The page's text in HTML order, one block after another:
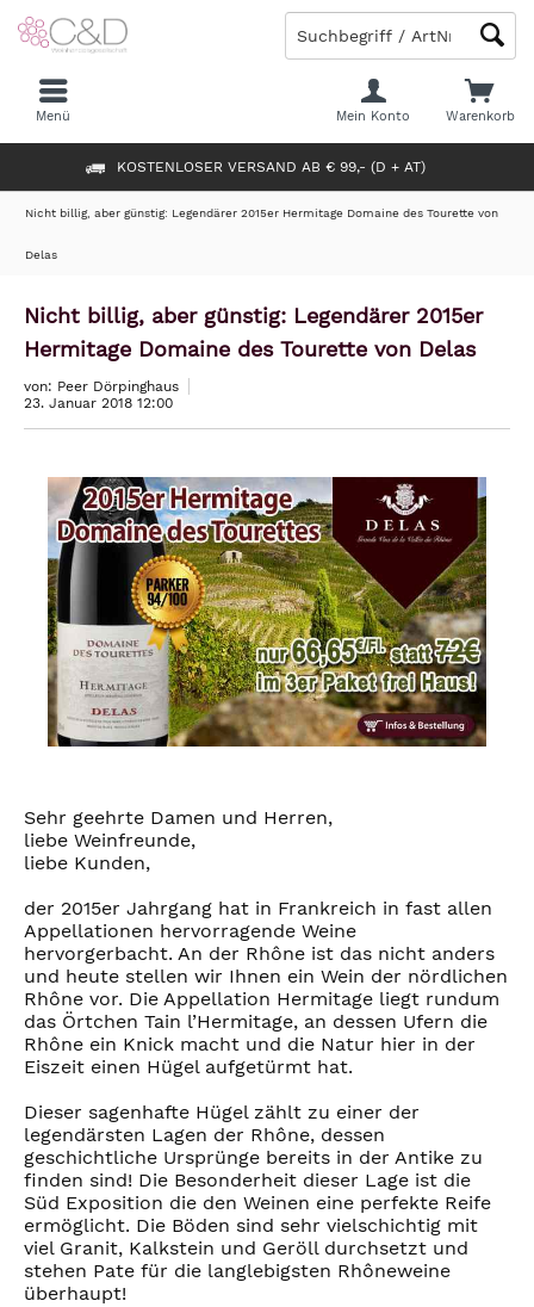
KOSTENLOSER VERSAND AB € 99,- (D + AT)
Warenkorb
Mein Konto
Menü
Nicht billig, aber günstig: Legendärer 2015er Hermitage Domaine des Tourette von
Delas
Nicht billig, aber günstig: Legendärer 2015er
Hermitage Domaine des Tourette von Delas
von: Peer Dörpinghaus
23. Januar 2018 12:00
Sehr geehrte Damen und Herren,
liebe Weinfreunde,
liebe Kunden,
der 2015er Jahrgang hat in Frankreich in fast allen
Appellationen hervorragende Weine
hervorgerbacht. An der Rhône ist das nicht anders
und heute stellen wir Ihnen ein Wein der nördlichen
Rhône vor. Die Appellation Hermitage liegt rundum
das Örtchen Tain l’Hermitage, an dessen Ufern die
Rhône ein Knick macht und die Natur hier in der
Eiszeit einen Hügel aufgetürmt hat.
Dieser sagenhafte Hügel zählt zu einer der
legendärsten Lagen der Rhône, dessen
geschichtliche Ursprünge bereits in der Antike zu
finden sind! Die Besonderheit dieser Lage ist die
Süd Exposition die den Weinen eine perfekte Reife
ermöglicht. Die Böden sind sehr vielschichtig mit
viel Granit, Kalkstein und Geröll durchsetzt und
stehen Pate für die langlebigsten Rhôneweine
überhaupt!